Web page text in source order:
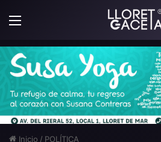
Menú
Inicio / POLÍTICA